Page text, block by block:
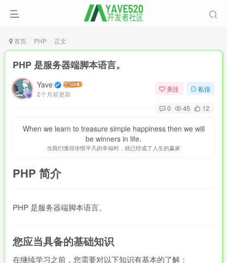
首页 PHP 正文
PHP 是服务器端脚本语言。
Yave
2个月前更新
关注 私信
0 45 12
When we learn to treasure simple happiness then we will
be winners in life.
当我们懂得珍惜平凡的幸福时，就已经成了人生的赢家
PHP 简介
PHP 是服务器端脚本语言。
您应当具备的基础知识
在继续学习之前，您需要对以下知识有基本的了解：